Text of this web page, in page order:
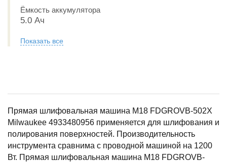
Ёмкость аккумулятора
5.0 Ач
Показать все
Прямая шлифовальная машина M18 FDGROVB-502X
Milwaukee 4933480956 применяется для шлифования и
полирования поверхностей. Производительность
инструмента сравнима с проводной машиной на 1200
Вт. Прямая шлифовальная машина M18 FDGROVB-